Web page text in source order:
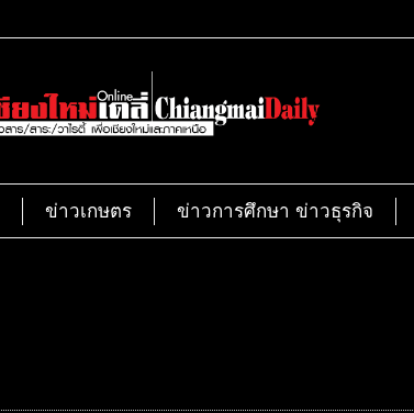
ข่าวเกษตร ข่าวการศึกษา ข่าวธุรกิจ